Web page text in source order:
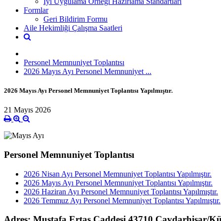
Formlar
Geri Bildirim Formu
Aile Hekimliği Çalışma Saatleri
Personel Memnuniyet Toplantısı
2026 Mayıs Ayı Personel Memnuniyet ...
2026 Mayıs Ayı Personel Memnuniyet Toplantısı Yapılmıştır.
21 Mayıs 2026
Personel Memnuniyet Toplantısı
2026 Nisan Ayı Personel Memnuniyet Toplantısı Yapılmıştır.
2026 Mayıs Ayı Personel Memnuniyet Toplantısı Yapılmıştır.
2026 Haziran Ayı Personel Memnuniyet Toplantısı Yapılmıştır.
2026 Temmuz Ayı Personel Memnuniyet Toplantısı Yapılmıştır.